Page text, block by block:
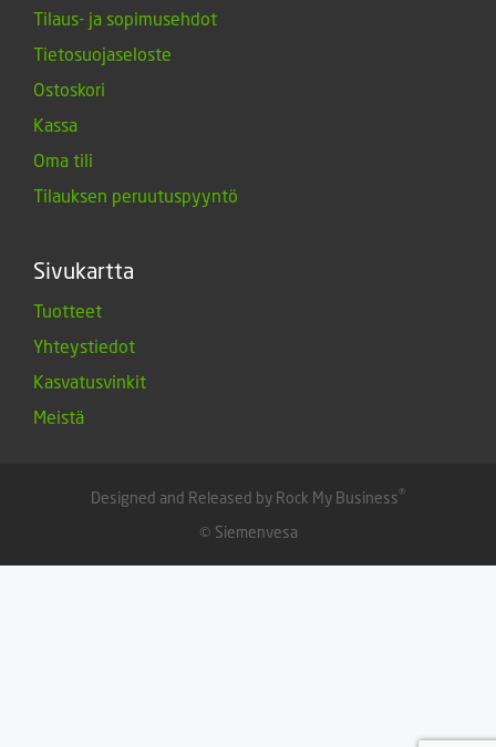
Tilaus- ja sopimusehdot
Tietosuojaseloste
Ostoskori
Kassa
Oma tili
Tilauksen peruutuspyyntö
Sivukartta
Tuotteet
Yhteystiedot
Kasvatusvinkit
Meistä
Designed and Released by Rock My Business®
© Siemenvesa